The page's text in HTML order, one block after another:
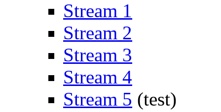
Stream 1
Stream 2
Stream 3
Stream 4
Stream 5 (test)